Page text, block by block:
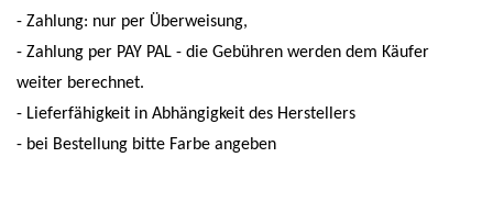
- Zahlung: nur per Überweisung,
- Zahlung per PAY PAL - die Gebühren werden dem Käufer
weiter berechnet.
- Lieferfähigkeit in Abhängigkeit des Herstellers
- bei Bestellung bitte Farbe angeben